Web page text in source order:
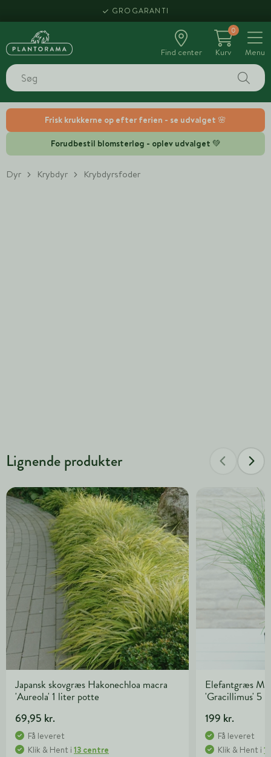
Frisk krukkerne op efter ferien - se udvalget 🌸
Forudbestil blomsterløg - oplev udvalget 💚
GROGARANTI
Find center
0
Kurv
Menu
Dyr Krybdyr Krybdyrsfoder
Lignende produkter
Japansk skovgræs Hakonechloa macra
'Aureola' 1 liter potte
69,95 kr.
Få leveret
Klik & Hent i 13 centre
Elefantgræs
'Gracillimus' 5
199 kr.
Få leveret
Klik & Hent i